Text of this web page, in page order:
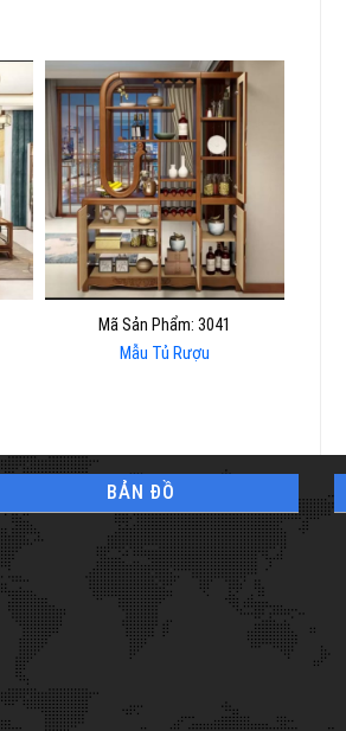
Mã Sản Phẩm: 3041
Mẫu Tủ Rượu
BẢN ĐỒ